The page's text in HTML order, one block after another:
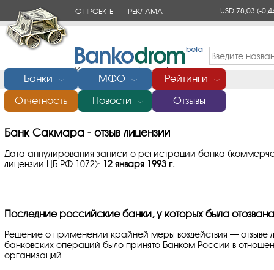
О ПРОЕКТЕ РЕКЛАМА USD 78,03(-
Банки ﹀ МФО ﹀ Рейтинги ﹀
Отчетность Новости ﹀ Отзывы
Главная/Банки России/Сакмара Отзыв лицензии
Банк Сакмара - отзыв лицензии
Дата аннулирования записи о регистрации банка
лицензии ЦБ РФ 1072): 12 января 1993 г.
Последние российские банки, у которых была
Решение о применении крайней меры воздействия — отзыве
банковских операций было принято Банком России в
организаций: